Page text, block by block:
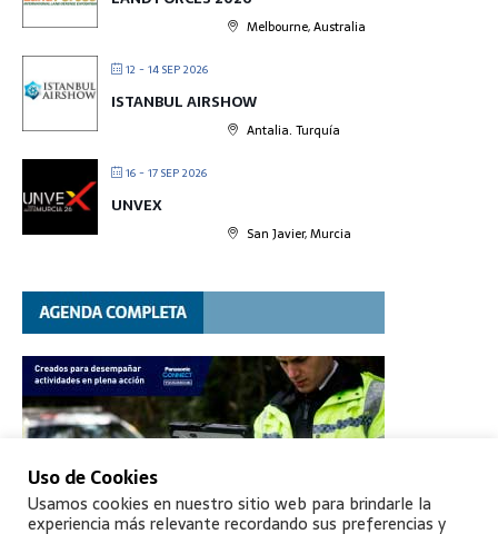
Melbourne, Australia
12 - 14 SEP 2026
ISTANBUL AIRSHOW
Antalia. Turquía
16 - 17 SEP 2026
UNVEX
San Javier, Murcia
Uso de Cookies
Usamos cookies en nuestro sitio web para brindarle la
experiencia más relevante recordando sus preferencias y